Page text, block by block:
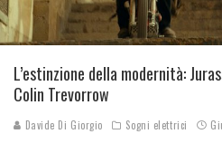
L’estinzione della modernità:
Colin Trevorrow
Davide Di Giorgio Sogni elettrici